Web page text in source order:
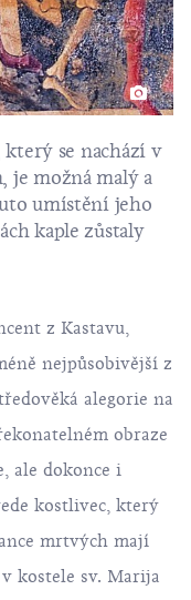
se nachází v
je možná malý a
umístění jeho
kaple zůstaly
z Kastavu,
nejpůsobivější z
alegorie na
obraze
ale dokonce i
kostlivec, který
mrtvých mají
kostele sv. Marija